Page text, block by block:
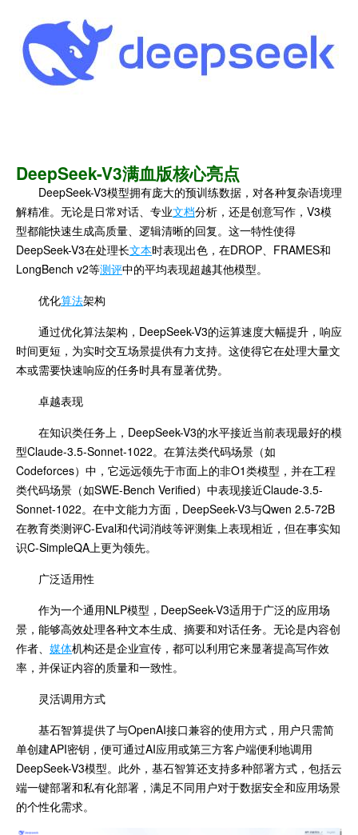
DeepSeek-V3满血版核心亮点
DeepSeek-V3模型拥有庞大的预训练数据，对各种复杂语境理
解精准。无论是日常对话、专业文档分析，还是创意写作，V3模
型都能快速生成高质量、逻辑清晰的回复。这一特性使得
DeepSeek-V3在处理长文本时表现出色，在DROP、FRAMES和
LongBench v2等测评中的平均表现超越其他模型。
优化算法架构
通过优化算法架构，DeepSeek-V3的运算速度大幅提升，响应
时间更短，为实时交互场景提供有力支持。这使得它在处理大量文
本或需要快速响应的任务时具有显著优势。
卓越表现
在知识类任务上，DeepSeek-V3的水平接近当前表现最好的模
型Claude-3.5-Sonnet-1022。在算法类代码场景（如
Codeforces）中，它远远领先于市面上的非O1类模型，并在工程
类代码场景（如SWE-Bench Verified）中表现接近Claude-3.5-
Sonnet-1022。在中文能力方面，DeepSeek-V3与Qwen 2.5-72B
在教育类测评C-Eval和代词消歧等评测集上表现相近，但在事实知
识C-SimpleQA上更为领先。
广泛适用性
作为一个通用NLP模型，DeepSeek-V3适用于广泛的应用场
景，能够高效处理各种文本生成、摘要和对话任务。无论是内容创
作者、 媒体机构还是企业宣传，都可以利用它来显著提高写作效
率，并保证内容的质量和一致性。
灵活调用方式
基石智算提供了与OpenAI接口兼容的使用方式，用户只需简
单创建API密钥，便可通过AI应用或第三方客户端便利地调用
DeepSeek-V3模型。此外，基石智算还支持多种部署方式，包括云
端一键部署和私有化部署，满足不同用户对于数据安全和应用场景
的个性化需求。